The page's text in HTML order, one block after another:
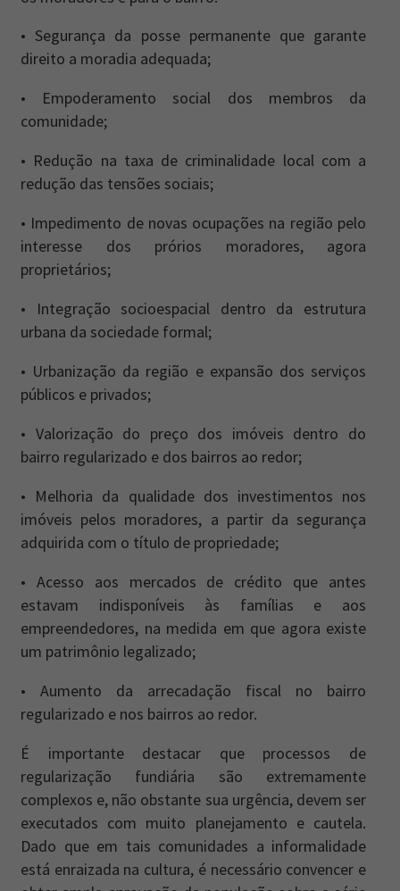
• Segurança da posse permanente que garante
direito a moradia adequada;
• Empoderamento social dos membros da
comunidade;
• Redução na taxa de criminalidade local com a
redução das tensões sociais;
• Impedimento de novas ocupações na região pelo
interesse dos prórios moradores, agora
proprietários;
• Integração socioespacial dentro da estrutura
urbana da sociedade formal;
• Urbanização da região e expansão dos serviços
públicos e privados;
• Valorização do preço dos imóveis dentro do
bairro regularizado e dos bairros ao redor;
• Melhoria da qualidade dos investimentos nos
imóveis pelos moradores, a partir da segurança
adquirida com o título de propriedade;
• Acesso aos mercados de crédito que antes
estavam indisponíveis às famílias e aos
empreendedores, na medida em que agora existe
um patrimônio legalizado;
• Aumento da arrecadação fiscal no bairro
regularizado e nos bairros ao redor.
É importante destacar que processos de
regularização fundiária são extremamente
complexos e, não obstante sua urgência, devem ser
executados com muito planejamento e cautela.
Dado que em tais comunidades a informalidade
está enraizada na cultura, é necessário convencer e